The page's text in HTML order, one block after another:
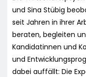
und Sina Stübig
seit Jahren in ihrer
beraten, begleiten
Kandidatinnen und
und
dabei auffällt: Die